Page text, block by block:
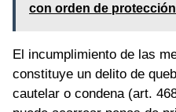
con orden de
El incumplimiento de las
constituye un delito de
cautelar o condena (art.